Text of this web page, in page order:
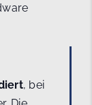
, bei